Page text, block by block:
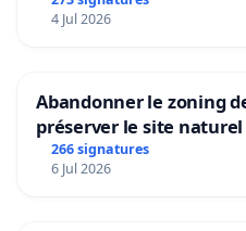
4 Jul 2026
Abandonner le zoning
préserver le site naturel
266 signatures
6 Jul 2026